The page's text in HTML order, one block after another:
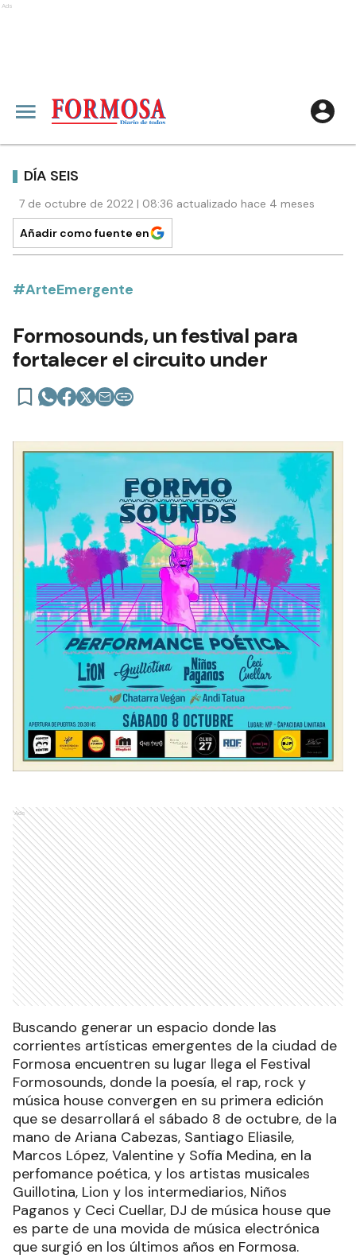
Ads
DÍA SEIS
7 de octubre de 2022 | 08:36 actualizado hace 4 meses
Añadir como fuente en
#ArteEmergente
Formosounds, un festival para
fortalecer el circuito under
Ads
Buscando generar un espacio donde las
corrientes artísticas emergentes de la ciudad de
Formosa encuentren su lugar llega el Festival
Formosounds, donde la poesía, el rap, rock y
música house convergen en su primera edición
que se desarrollará el sábado 8 de octubre, de la
mano de Ariana Cabezas, Santiago Eliasile,
Marcos López, Valentine y Sofía Medina, en la
perfomance poética, y los artistas musicales
Guillotina, Lion y los intermediarios, Niños
Paganos y Ceci Cuellar, DJ de música house que
es parte de una movida de música electrónica
que surgió en los últimos años en Formosa.